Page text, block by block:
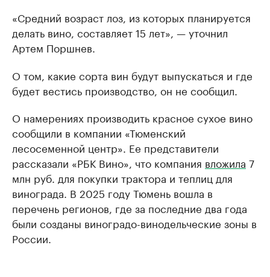
«Средний возраст лоз, из которых планируется
делать вино, составляет 15 лет», — уточнил
Артем Поршнев.
О том, какие сорта вин будут выпускаться и где
будет вестись производство, он не сообщил.
О намерениях производить красное сухое вино
сообщили в компании «Тюменский
лесосеменной центр». Ее представители
рассказали «РБК Вино», что компания вложила 7
млн руб. для покупки трактора и теплиц для
винограда. В 2025 году Тюмень вошла в
перечень регионов, где за последние два года
были созданы виноградо-винодельческие зоны в
России.